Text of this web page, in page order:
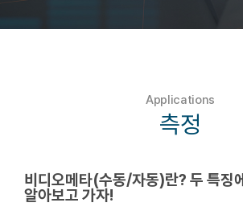
Applications
측정
비디오메타(수동/자동)란? 두 특징
알아보고 가자!